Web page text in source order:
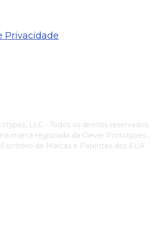
Privacidade
LLC - Todos os direitos reservados.
marca registrada da Clever Prototypes ,
de Marcas e Patentes dos EUA